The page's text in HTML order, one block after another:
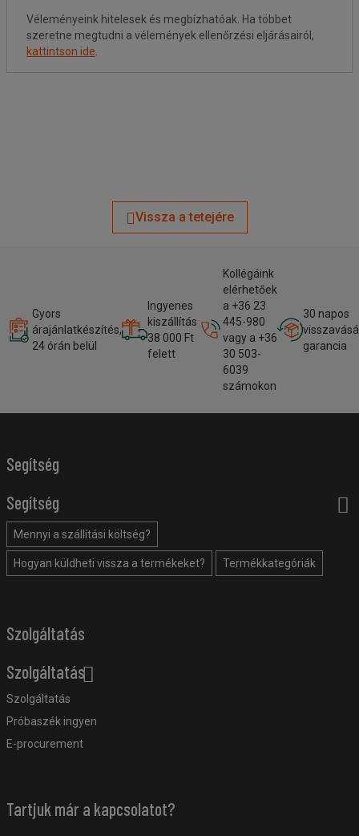
Véleményeink hitelesek és megbízhatóak. Ha többet
szeretne megtudni a vélemények ellenőrzési eljárásairól,
kattintson ide
Vissza a tetejére
Gyors
árajánlatkészítés,
24 órán belül
Ingyenes
kiszállítás
38 000 Ft
felett
Kollégáink
elérhetőek
a +36 23
445-980
vagy a +36
30 503-
6039
számokon
30 napos
garancia
Segítség
Segítség
Mennyi a szállítási költség?
Hogyan küldheti vissza a termékeket? Termékkategóriák
Szolgáltatás
Szolgáltatás
Szolgáltatás
Próbaszék ingyen
E-procurement
Tartjuk már a kapcsolatot?